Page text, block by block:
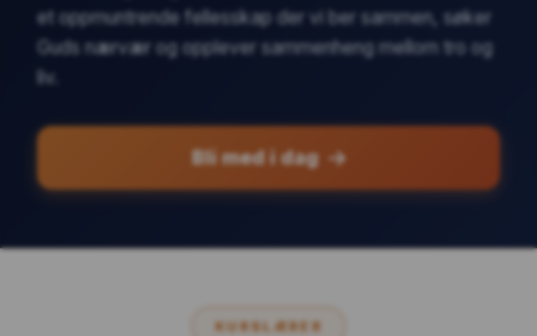
et oppmuntrende fellesskap der vi ber sammen, søker
Guds nærvær og opplever sammenheng mellom tro og
liv.
Bli med i dag
KURSLÆRER